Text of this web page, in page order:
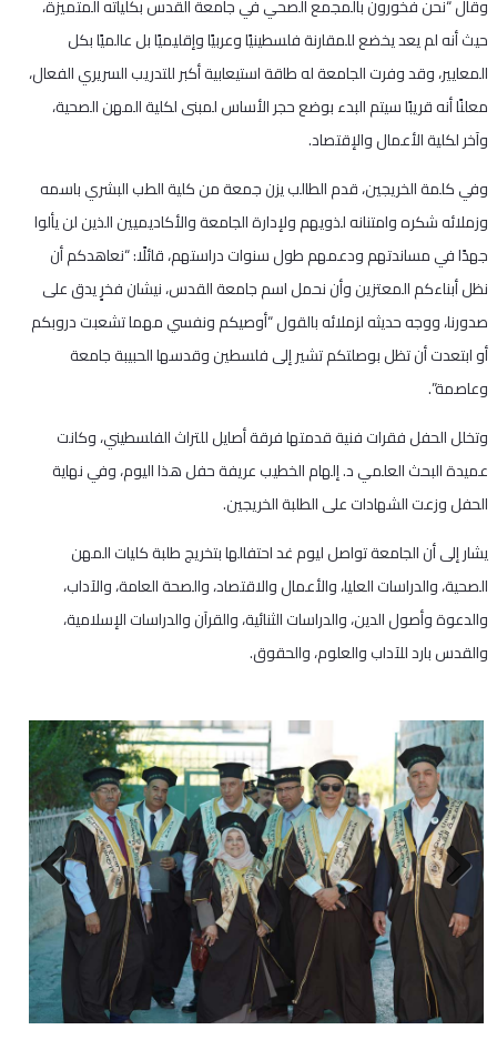
وقال “نحن فخورون بالمجمع الصحي في جامعة القدس بكلياته المتميزة،
حيث أنه لم يعد يخضع للمقارنة فلسطينيًا وعربيًا وإقليميًا بل عالميًا بكل
المعايير، وقد وفرت الجامعة له طاقة استيعابية أكبر للتدريب السريري الفعال،
معلنًا أنه قريبًا سيتم البدء بوضع حجر الأساس لمبنى لكلية المهن الصحية،
وآخر لكلية الأعمال والإقتصاد.
وفي كلمة الخريجين، قدم الطالب يزن جمعة من كلية الطب البشري باسمه
وزملائه شكره وامتنانه لذويهم ولإدارة الجامعة والأكاديميين الذين لن يألوا
جهدًا في مساندتهم ودعمهم طول سنوات دراستهم، قائلًا: “نعاهدكم أن
نظل أبناءكم المعتزين وأن نحمل اسم جامعة القدس، نيشان فخرٍ يدق على
صدورنا، ووجه حديثه لزملائه بالقول “أوصيكم ونفسي مهما تشعبت دروبكم
أو ابتعدت أن تظل بوصلتكم تشير إلى فلسطين وقدسها الحبيبة جامعة
وعاصمة”.
وتخلل الحفل فقرات فنية قدمتها فرقة أصايل للتراث الفلسطيني، وكانت
عميدة البحث العلمي د. إلهام الخطيب عريفة حفل هذا اليوم، وفي نهاية
الحفل وزعت الشهادات على الطلبة الخريجين.
يشار إلى أن الجامعة تواصل ليوم غد احتفالها بتخريج طلبة كليات المهن
الصحية، والدراسات العليا، والأعمال والاقتصاد، والصحة العامة، والآداب،
والدعوة وأصول الدين، والدراسات الثنائية، والقرآن والدراسات الإسلامية،
والقدس بارد للآداب والعلوم، والحقوق.
Previous
Next